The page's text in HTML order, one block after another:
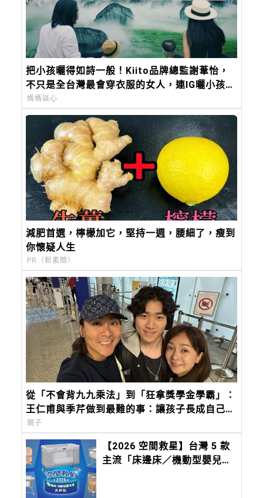
把小孩曬得如詩一般！Kiito品牌總監謝葦怡，
不只是全台灣最會穿衣服的女人，連IG曬小孩都
美得超有靈氣
媽媽談心
減肥首選，檸檬加它，堅持一週，腰細了，瘦到
你懷疑人生
PR（新素簡）
從「不會背九九乘法」到「狂拿獎學金學霸」：
王仁甫與季芹做到最難的事：讓孩子長成自己的
樣子
親子
【2026 空間救星】台灣 5 款
主流「床邊床／機動型嬰兒